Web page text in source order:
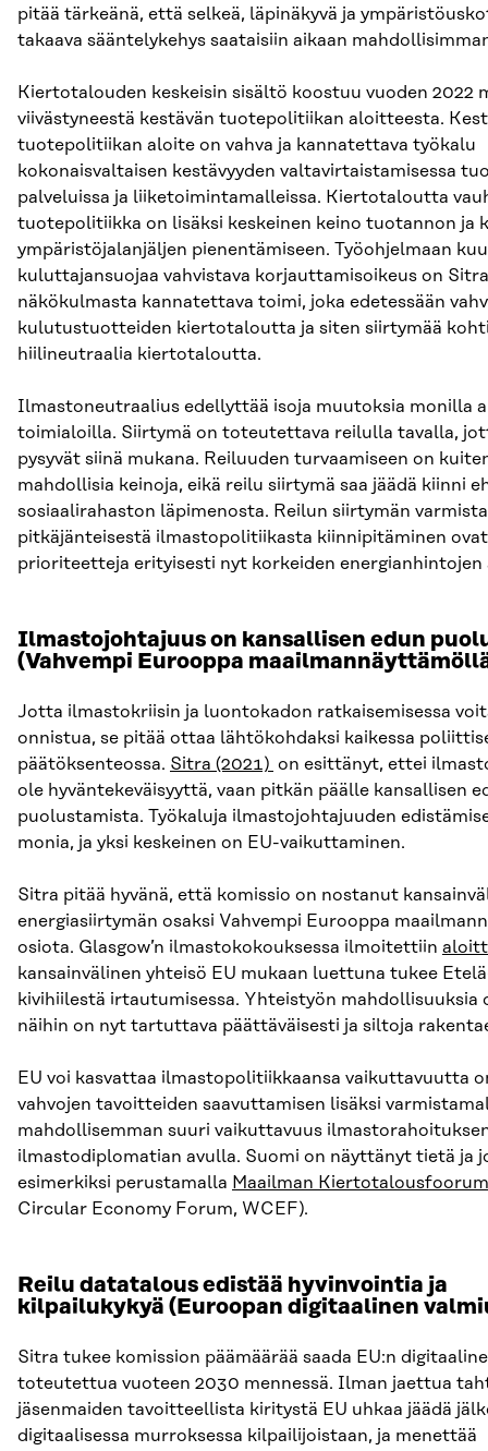
pitää tärkeänä, että selkeä, läpinäkyvä ja
takaava sääntelykehys saataisiin aikaan
Kiertotalouden keskeisin sisältö koostuu vuoden 2022
viivästyneestä kestävän tuotepolitiikan aloitteesta.
tuotepolitiikan aloite on vahva ja kannatettava työkalu
kokonaisvaltaisen kestävyyden valtavirtaistamisessa
palveluissa ja liiketoimintamalleissa. Kiertotaloutta
tuotepolitiikka on lisäksi keskeinen keino tuotannon ja
ympäristöjalanjäljen pienentämiseen. Työohjelmaan
kuluttajansuojaa vahvistava korjauttamisoikeus on
näkökulmasta kannatettava toimi, joka edetessään
kulutustuotteiden kiertotaloutta ja siten siirtymää
hiilineutraalia kiertotaloutta.
Ilmastoneutraalius edellyttää isoja muutoksia monilla
toimialoilla. Siirtymä on toteutettava reilulla tavalla,
pysyvät siinä mukana. Reiluuden turvaamiseen on
mahdollisia keinoja, eikä reilu siirtymä saa jäädä kiinni
sosiaalirahaston läpimenosta. Reilun siirtymän
pitkäjänteisestä ilmastopolitiikasta kiinnipitäminen ovat
prioriteetteja erityisesti nyt korkeiden energianhintojen
Ilmastojohtajuus on kansallisen edun
(Vahvempi Eurooppa
Jotta ilmastokriisin ja luontokadon ratkaisemisessa
onnistua, se pitää ottaa lähtökohdaksi kaikessa
päätöksenteossa. Sitra (2021) on esittänyt, ettei
ole hyväntekeväisyyttä, vaan pitkän päälle kansallisen
puolustamista. Työkaluja ilmastojohtajuuden
monia, ja yksi keskeinen on EU-vaikuttaminen.
Sitra pitää hyvänä, että komissio on nostanut
energiasiirtymän osaksi Vahvempi Eurooppa
osiota. Glasgow’n ilmastokokouksessa ilmoitettiin
kansainvälinen yhteisö EU mukaan luettuna tukee
kivihiilestä irtautumisessa. Yhteistyön mahdollisuuksia
näihin on nyt tartuttava päättäväisesti ja siltoja
EU voi kasvattaa ilmastopolitiikkaansa vaikuttavuutta
vahvojen tavoitteiden saavuttamisen lisäksi
mahdollisemman suuri vaikuttavuus
ilmastodiplomatian avulla. Suomi on näyttänyt tietä ja
esimerkiksi perustamalla Maailman
Circular Economy Forum, WCEF).
Reilu datatalous edistää hyvinvointia ja
kilpailukykyä (Euroopan digitaalinen
Sitra tukee komission päämäärää saada EU:n
toteutettua vuoteen 2030 mennessä. Ilman jaettua
jäsenmaiden tavoitteellista kiritystä EU uhkaa jäädä
digitaalisessa murroksessa kilpailijoistaan, ja menettää